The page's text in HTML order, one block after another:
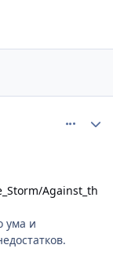
Against_th
ума и